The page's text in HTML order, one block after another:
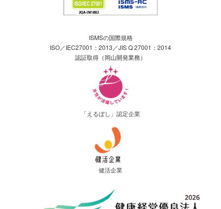
ISMSの国際規格
ISO／IEC27001：2013／JIS Q 27001：2014
認証取得（岡山開発業務）
「えるぼし」認定企業
健活企業